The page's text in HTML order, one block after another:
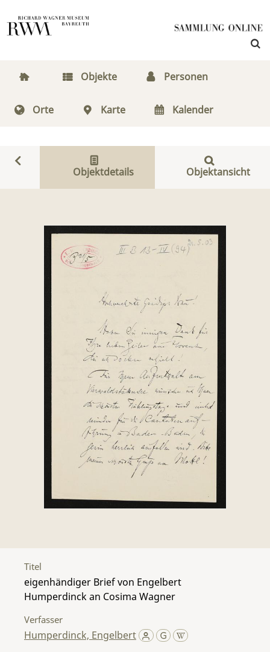
Objekte Personen
Orte Karte Kalender
Objektdetails Objektansicht
Titel
eigenhändiger Brief von Engelbert
Humperdinck an Cosima Wagner
Verfasser
Humperdinck, Engelbert